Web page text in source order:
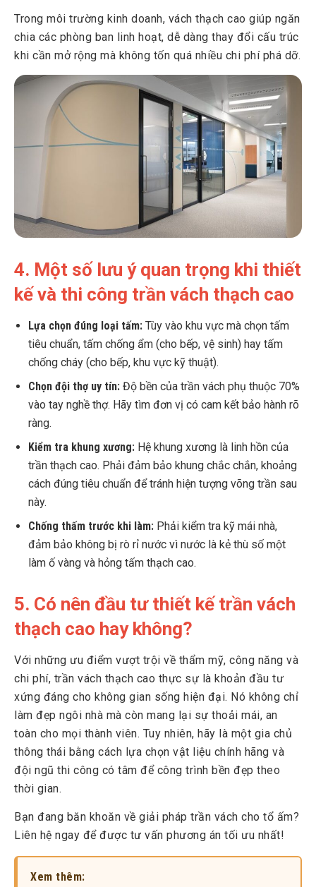
Trong môi trường kinh doanh, vách thạch cao giúp ngăn
chia các phòng ban linh hoạt, dễ dàng thay đổi cấu trúc
khi cần mở rộng mà không tốn quá nhiều chi phí phá dỡ.
4. Một số lưu ý quan trọng khi thiết
kế và thi công trần vách thạch cao
Lựa chọn đúng loại tấm: Tùy vào khu vực mà chọn tấm
tiêu chuẩn, tấm chống ẩm (cho bếp, vệ sinh) hay tấm
chống cháy (cho bếp, khu vực kỹ thuật).
Chọn đội thợ uy tín: Độ bền của trần vách phụ thuộc 70%
vào tay nghề thợ. Hãy tìm đơn vị có cam kết bảo hành rõ
ràng.
Kiểm tra khung xương: Hệ khung xương là linh hồn của
trần thạch cao. Phải đảm bảo khung chắc chắn, khoảng
cách đúng tiêu chuẩn để tránh hiện tượng võng trần sau
này.
Chống thấm trước khi làm: Phải kiểm tra kỹ mái nhà,
đảm bảo không bị rò rỉ nước vì nước là kẻ thù số một
làm ố vàng và hỏng tấm thạch cao.
5. Có nên đầu tư thiết kế trần vách
thạch cao hay không?
Với những ưu điểm vượt trội về thẩm mỹ, công năng và
chi phí, trần vách thạch cao thực sự là khoản đầu tư
xứng đáng cho không gian sống hiện đại. Nó không chỉ
làm đẹp ngôi nhà mà còn mang lại sự thoải mái, an
toàn cho mọi thành viên. Tuy nhiên, hãy là một gia chủ
thông thái bằng cách lựa chọn vật liệu chính hãng và
đội ngũ thi công có tâm để công trình bền đẹp theo
thời gian.
Bạn đang băn khoăn về giải pháp trần vách cho tổ ấm?
Liên hệ ngay để được tư vấn phương án tối ưu nhất!
Xem thêm: